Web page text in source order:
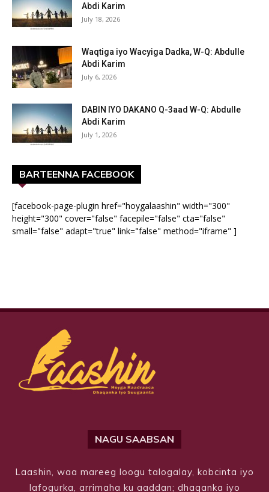
Abdi Karim
July 18, 2026
Waqtiga iyo Wacyiga Dadka, W-Q: Abdulle
Abdi Karim
July 6, 2026
DABIN IYO DAKANO Q-3aad W-Q: Abdulle
Abdi Karim
July 1, 2026
BARTEENNA FACEBOOK
[facebook-page-plugin href="hoygalaashin" width="300"
height="300" cover="false" facepile="false" cta="false"
small="false" adapt="true" link="false" method="iframe" ]
NAGU SAABSAN
Laashin, waa mareeg loogu talogalay, kobcinta iyo
lafogurka, arrimaha ku aaddan; dhaqanka iyo